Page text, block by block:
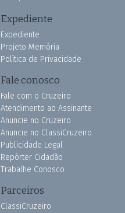
Expediente
Expediente
Projeto Memória
Política de Privacidade
Fale conosco
Fale com o Cruzeiro
Atendimento ao Assinante
Anuncie no Cruzeiro
Anuncie no ClassiCruzeiro
Publicidade Legal
Repórter Cidadão
Trabalhe Conosco
Parceiros
ClassiCruzeiro